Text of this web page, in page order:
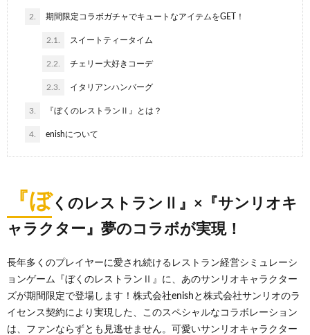
2. 期間限定コラボガチャでキュートなアイテムをGET！
2.1. スイートティータイム
2.2. チェリー大好きコーデ
2.3. イタリアンハンバーグ
3. 『ぼくのレストランⅡ』とは？
4. enishについて
『ぼ くのレストランⅡ』×『サンリオキ
ャラクター』夢のコラボが実現！
長年多くのプレイヤーに愛され続けるレストラン経営シミュレーシ
ョンゲーム『ぼくのレストランⅡ』に、あのサンリオキャラクター
ズが期間限定で登場します！株式会社enishと株式会社サンリオのラ
イセンス契約により実現した、このスペシャルなコラボレーション
は、ファンならずとも見逃せません。可愛いサンリオキャラクター